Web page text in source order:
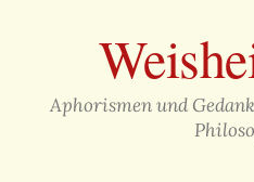
überspringen
Aphorismen und